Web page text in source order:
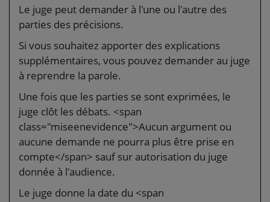
Le juge peut demander à l'une ou l'autre des
parties des précisions.
Si vous souhaitez apporter des explications
supplémentaires, vous pouvez demander au juge
à reprendre la parole.
Une fois que les parties se sont exprimées, le
juge clôt les débats. <span
class="miseenevidence">Aucun argument ou
aucune demande ne pourra plus être prise en
compte</span> sauf sur autorisation du juge
donnée à l'audience.
Le juge donne la date du <span